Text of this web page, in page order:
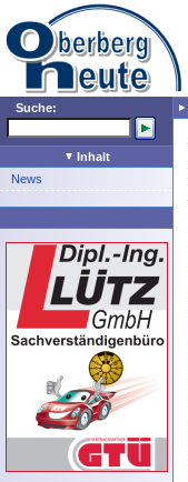
Suche:
Inhalt
News